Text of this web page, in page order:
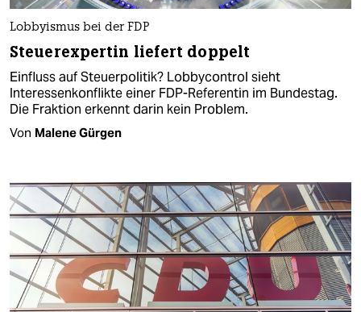
Lobbyismus bei der FDP
Steuerexpertin liefert doppelt
Einfluss auf Steuerpolitik? Lobbycontrol sieht
Interessenkonflikte einer FDP-Referentin im Bundestag.
Die Fraktion erkennt darin kein Problem.
Von Malene Gürgen